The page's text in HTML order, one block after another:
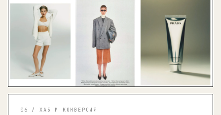
06 / ХАБ И КОНВЕРСИЯ